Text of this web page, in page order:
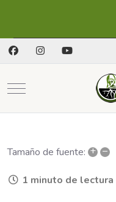
Mobile Menu Toggle
Tamaño de fuente: + –
1 minuto de lectura